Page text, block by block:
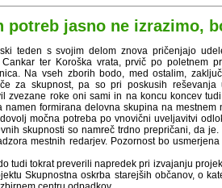
potreb jasno ne izrazimo,
teden s svojim delom znova pričenjajo
ter Koroška vrata, prvič po poletnem
Na vseh zborih bodo, med ostalim,
za skupnost, pa so pri poskusih
zvezane roke oni sami in na koncu koncev
namen formirana delovna skupina na
močna potreba po vnovični uveljavitvi
skupnosti so namreč trdno prepričani, da
mestnih redarjev. Pozornost bo
tudi tokrat preverili napredek pri izvajanju
Skupnostna oskrba starejših občanov, o